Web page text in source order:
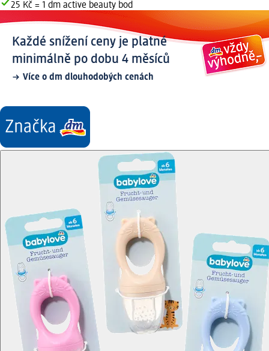
25 Kč = 1 dm active beauty bod
Každé snížení ceny je platné
minimálně po dobu 4 měsíců
Více o dm dlouhodobých cenách